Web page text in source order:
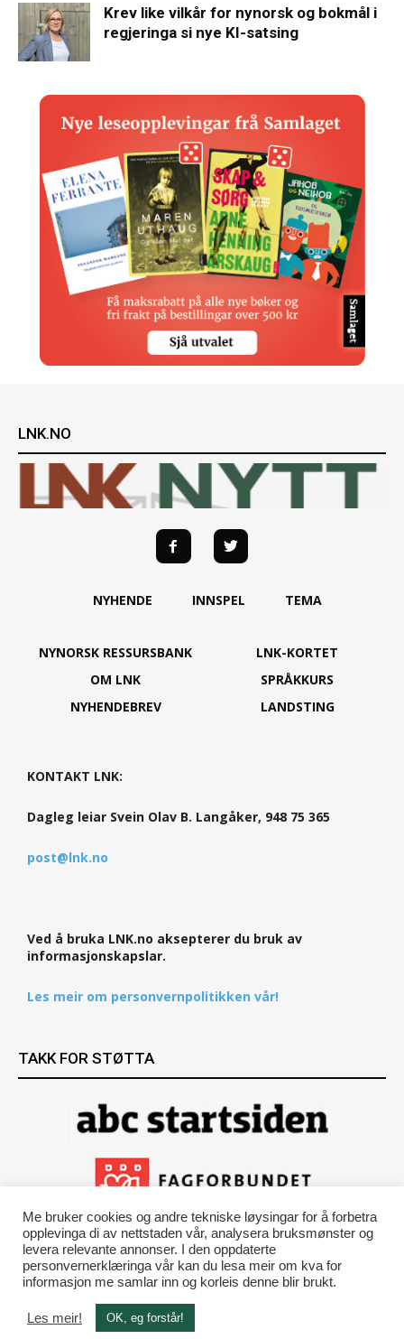
Krev like vilkår for nynorsk og bokmål i
regjeringa si nye KI-satsing
LNK.NO
NYHENDE INNSPEL TEMA
NYNORSK RESSURSBANK
OM LNK
NYHENDEBREV
LNK-KORTET
SPRÅKKURS
LANDSTING
KONTAKT LNK:
Dagleg leiar Svein Olav B. Langåker, 948 75 365
post@lnk.no
Ved å bruka LNK.no aksepterer du bruk av
informasjonskapslar.
Les meir om personvernpolitikken vår!
TAKK FOR STØTTA
Me bruker cookies og andre tekniske løysingar for å forbetra
opplevinga di av nettstaden vår, analysera bruksmønster og
levera relevante annonser. I den oppdaterte
personvernerklæringa vår kan du lesa meir om kva for
informasjon me samlar inn og korleis denne blir brukt.
Les meir! OK, eg forstår!